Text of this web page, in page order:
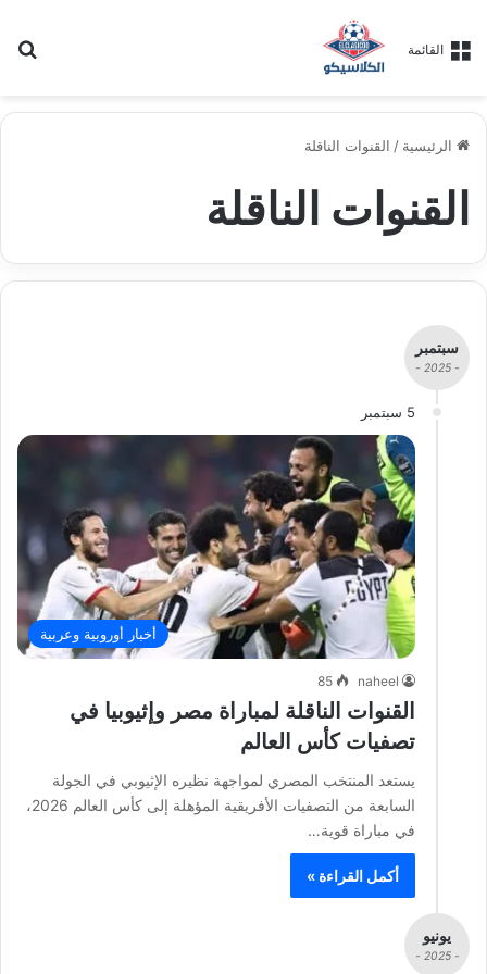
القائمة
الرئيسية / القنوات الناقلة
القنوات الناقلة
سبتمبر
- 2025 -
5 سبتمبر
أخبار أوروبية وعربية
naheel
85
القنوات الناقلة لمباراة مصر وإثيوبيا في
تصفيات كأس العالم
يستعد المنتخب المصري لمواجهة نظيره الإثيوبي في الجولة
السابعة من التصفيات الأفريقية المؤهلة إلى كأس العالم 2026،
في مباراة قوية…
أكمل القراءة »
يونيو
- 2025 -